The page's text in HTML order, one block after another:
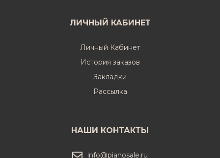
ЛИЧНЫЙ КАБИНЕТ
Личный Кабинет
История заказов
Закладки
Рассылка
НАШИ КОНТАКТЫ
info@pianosale.ru